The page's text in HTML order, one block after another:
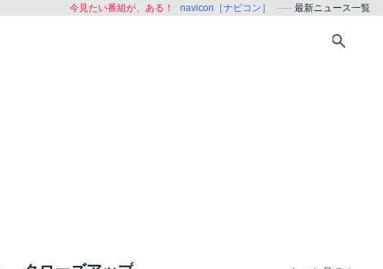
今見たい番組が、ある！ navicon［ナビコン］ 最新ニュース一覧